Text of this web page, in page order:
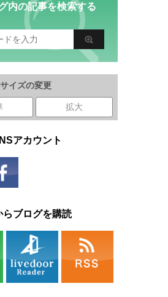
内の記事を検索する
イズの変更
拡大
アカウント
らブログを購読